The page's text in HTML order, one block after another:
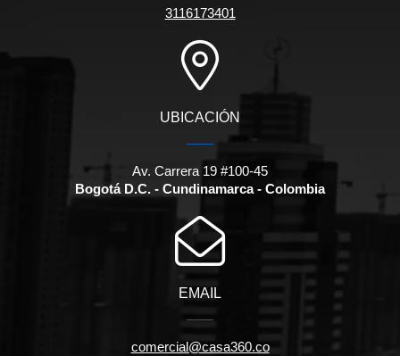
3116173401
UBICACIÓN
Av. Carrera 19 #100-45
Bogotá D.C. - Cundinamarca - Colombia
EMAIL
comercial@casa360.co